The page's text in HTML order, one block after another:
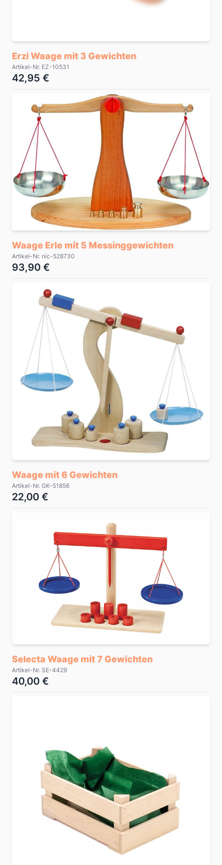
Erzi Waage mit 3 Gewichten
Artikel-Nr. EZ-10531
42,95 €
Waage Erle mit 5 Messinggewichten
Artikel-Nr. nic-528730
93,90 €
Waage mit 6 Gewichten
Artikel-Nr. GK-51856
22,00 €
Selecta Waage mit 7 Gewichten
Artikel-Nr. SE-4429
40,00 €